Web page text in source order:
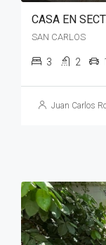
CASA EN
SAN CARLOS
3 2
Juan Carlos